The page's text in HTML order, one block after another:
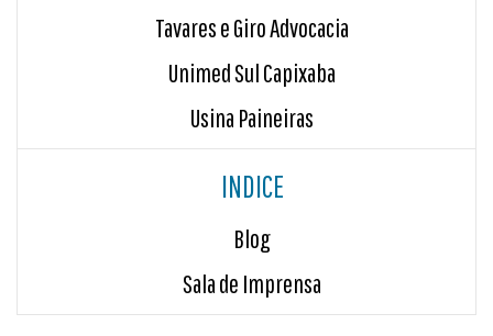
Tavares e Giro Advocacia
Unimed Sul Capixaba
Usina Paineiras
INDICE
Blog
Sala de Imprensa